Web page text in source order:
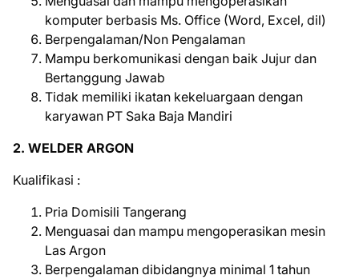
komputer berbasis Ms. Office (Word, Excel, dil)
Berpengalaman/Non Pengalaman
Mampu berkomunikasi dengan baik Jujur dan
Bertanggung Jawab
Tidak memiliki ikatan kekeluargaan dengan
karyawan PT Saka Baja Mandiri
2. WELDER ARGON
Kuаlіfіkаѕі :
Pria Domisili Tangerang
Menguasai dan mampu mengoperasikan mesin
Las Argon
Berpengalaman dibidangnya minimal 1 tahun